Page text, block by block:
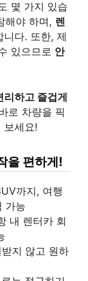
몇 가지 있습
해야 하며, 렌
다. 또한, 제
있으므로 안
리하고 즐겁게
로 차량을 픽
보세요!
을 편하게!
까지, 여행
가능
내 렌터카 회
지 않고 원하